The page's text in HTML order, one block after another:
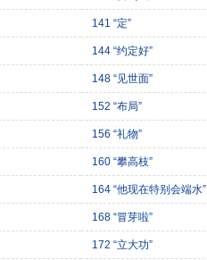
141 “定”
144 “约定好”
148 “见世面”
152 “布局”
156 “礼物”
160 “攀高枝”
164 “他现在特别会端水”
168 “冒芽啦”
172 “立大功”